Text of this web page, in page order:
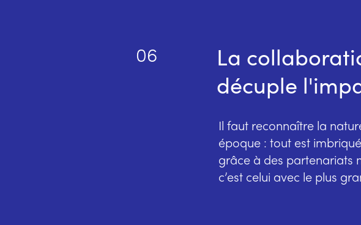
06
La
décuple
Il faut reconnaître la
époque : tout est
grâce à des partenariats
c’est celui avec le plus